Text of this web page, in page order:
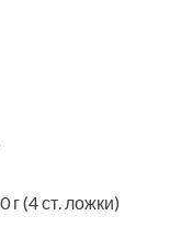
(4 ст. ложки)